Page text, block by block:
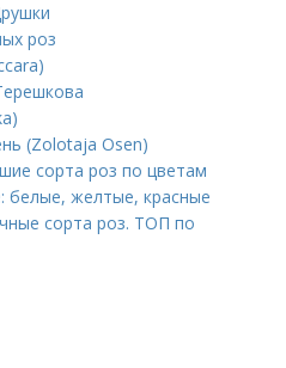
роз
(Zolotaja Osen)
сорта роз по цветам
белые, желтые, красные
сорта роз. ТОП по